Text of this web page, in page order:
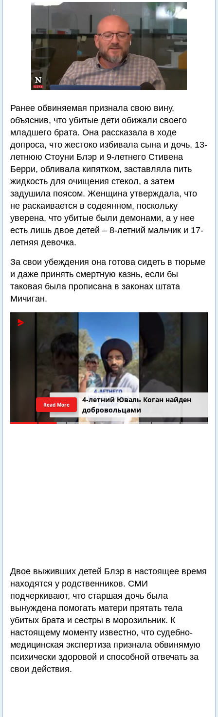
Ранее обвиняемая признала свою вину,
объяснив, что убитые дети обижали своего
младшего брата. Она рассказала в ходе
допроса, что жестоко избивала сына и дочь, 13-
летнюю Стоуни Блэр и 9-летнего Стивена
Берри, обливала кипятком, заставляла пить
жидкость для очищения стекол, а затем
задушила поясом. Женщина утверждала, что
не раскаивается в содеянном, поскольку
уверена, что убитые были демонами, а у нее
есть лишь двое детей – 8-летний мальчик и 17-
летняя девочка.
За свои убеждения она готова сидеть в тюрьме
и даже принять смертную казнь, если бы
таковая была прописана в законах штата
Мичиган.
4-летний Юваль Коган найден
добровольцами
Read More
Двое выживших детей Блэр в настоящее время
находятся у родственников. СМИ
подчеркивают, что старшая дочь была
вынуждена помогать матери прятать тела
убитых брата и сестры в морозильник. К
настоящему моменту известно, что судебно-
медицинская экспертиза признала обвинямую
психически здоровой и способной отвечать за
свои действия.